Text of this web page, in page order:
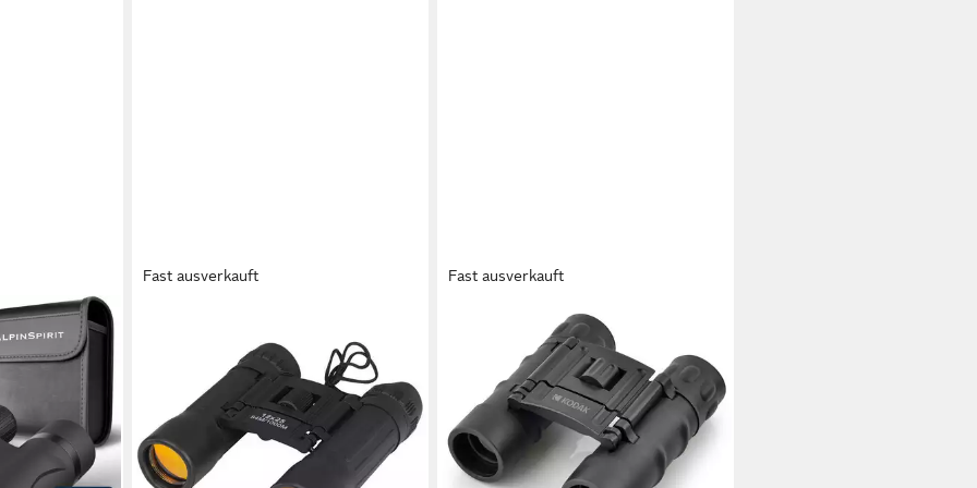
Zubehör
- FMC
bei dir
Fast ausverkauft
Fernglass mit Umhängekordel und
Säuberungstuch in einem Etui
Fernglas
10,94 €
lieferbar - in 2-3 Werktagen bei dir
Fast ausverkauft
Fernglas BCS400 10x25 Fernglas
lieferbar - in 3-4 Werktagen bei dir